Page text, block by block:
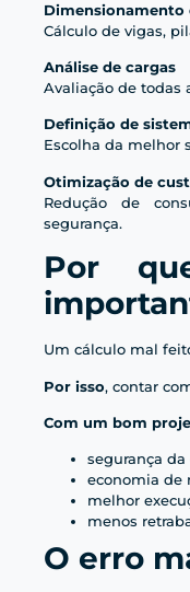
Dimensionamento
Cálculo de vigas,
Análise de cargas
Avaliação de todas
Definição de
Escolha da melhor
Otimização de
Redução de
segurança.
Por
Um cálculo mal
Por isso, contar
Com um bom
segurança da
economia de
melhor
menos
O erro